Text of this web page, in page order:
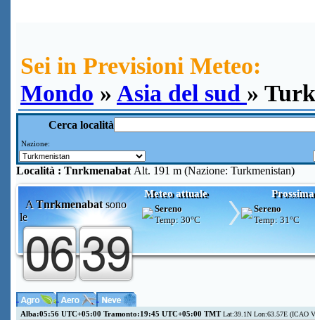
Sei in Previsioni Meteo:
Mondo » Asia del sud »
Cerca località
Nazione:
Località : Tnrkmenabat Alt. 191 m (Nazione: Turkmenistan)
A Tnrkmenabatsono
le
Meteo attuale
Sereno
Temp: 30°C
Sereno
Temp: 31°C
Alba:05:56 UTC+05:00 Tramonto:19:45 UTC+05:00 TMTLat:39.1N Lon:63.57E (ICAO